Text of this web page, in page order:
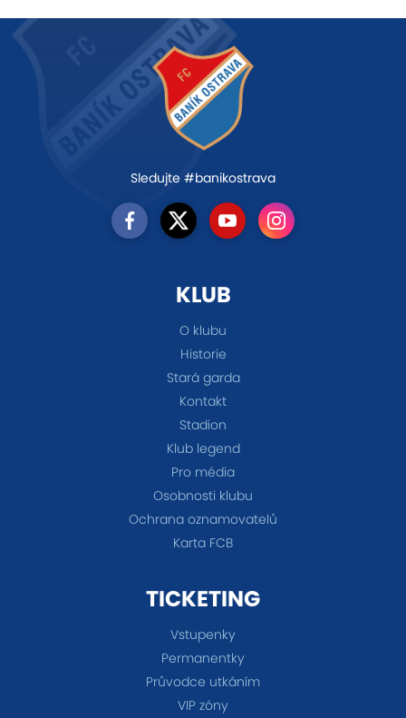
Sledujte #banikostrava
KLUB
O klubu
Historie
Stará garda
Kontakt
Stadion
Klub legend
Pro média
Osobnosti klubu
Ochrana oznamovatelů
Karta FCB
TICKETING
Vstupenky
Permanentky
Průvodce utkáním
VIP zóny